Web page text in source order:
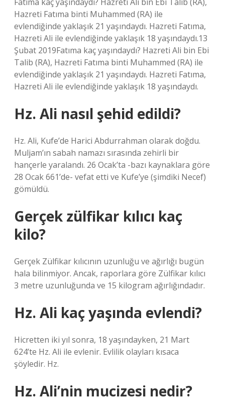
Hazreti Fatıma binti Muhammed (RA) ile
evlendiğinde yaklaşık 21 yaşındaydı. Hazreti Fatıma,
Hazreti Ali ile evlendiğinde yaklaşık 18 yaşındaydı.13
Şubat 2019Fatıma kaç yaşındaydı? Hazreti Ali bin Ebi
Talib (RA), Hazreti Fatıma binti Muhammed (RA) ile
evlendiğinde yaklaşık 21 yaşındaydı. Hazreti Fatıma,
Hazreti Ali ile evlendiğinde yaklaşık 18 yaşındaydı.
Hz. Ali nasıl şehid edildi?
Hz. Ali, Kufe’de Harici Abdurrahman olarak doğdu.
Muljam’ın sabah namazı sırasında zehirli bir
hançerle yaralandı. 26 Ocak’ta -bazı kaynaklara göre
28 Ocak 661’de- vefat etti ve Kufe’ye (şimdiki Necef)
gömüldü.
Gerçek zülfikar kılıcı kaç
kilo?
Gerçek Zülfikar kılıcının uzunluğu ve ağırlığı bugün
hala bilinmiyor. Ancak, raporlara göre Zülfikar kılıcı
3 metre uzunluğunda ve 15 kilogram ağırlığındadır.
Hz. Ali kaç yaşında evlendi?
Hicretten iki yıl sonra, 18 yaşındayken, 21 Mart
624’te Hz. Ali ile evlenir. Evlilik olayları kısaca
şöyledir. Hz.
Hz. Ali’nin mucizesi nedir?